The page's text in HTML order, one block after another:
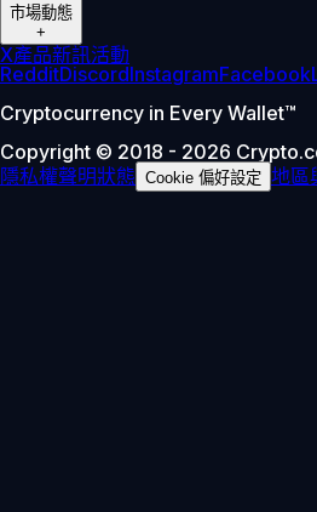
市場動態
+
X產品新訊活動
RedditDiscordInstagramFacebook
Cryptocurrency in Every Wallet™
Copyright © 2018 - 2026
隱私權聲明狀態 Cookie 偏好設定 地區